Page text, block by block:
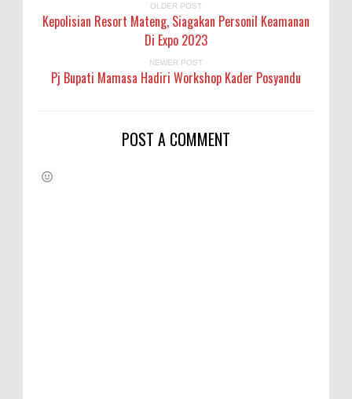
OLDER POST
Kepolisian Resort Mateng, Siagakan Personil Keamanan
Di Expo 2023
NEWER POST
Pj Bupati Mamasa Hadiri Workshop Kader Posyandu
POST A COMMENT